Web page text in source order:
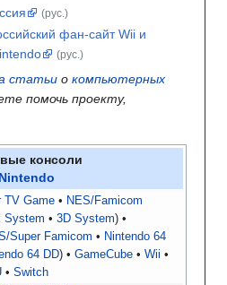
(рус.)
фан-сайт Wii и
(рус.)
статьи о компьютерных
помочь проекту,
консоли
Nintendo
TV Game
NES/Famicom
System •3D System)
Super Famicom
Nintendo 64
64 DD) GameCube
Wii
Switch